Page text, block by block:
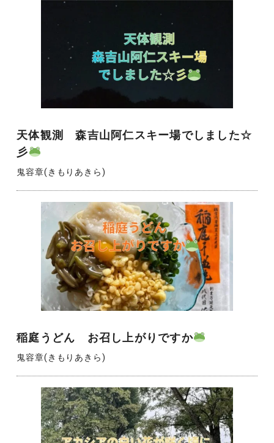
天体観測 森吉山阿仁スキー場でしました☆
彡
鬼容章(きもりあきら)
稲庭うどん お召し上がりですか
鬼容章(きもりあきら)